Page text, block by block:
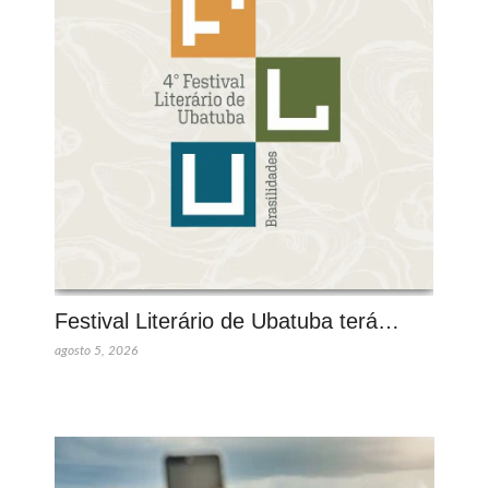
Festival Literário de Ubatuba terá…
agosto 5, 2026